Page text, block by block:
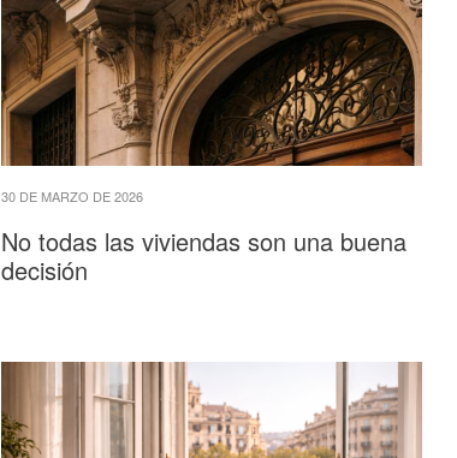
30 DE MARZO DE 2026
No todas las viviendas son una buena
decisión